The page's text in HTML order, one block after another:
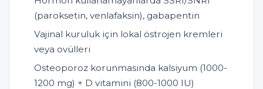
(paroksetin, venlafaksin), gabapentin
Vajinal kuruluk için lokal östrojen kremleri
veya ovülleri
Osteoporoz korunmasında kalsiyum (1000-
1200 mg) + D vitamini (800-1000 IU)